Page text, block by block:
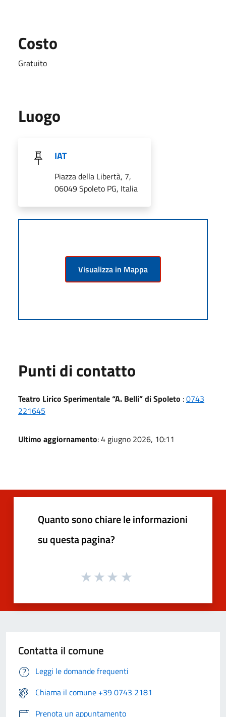
Costo
Gratuito
Luogo
IAT
Piazza della Libertà, 7,
06049 Spoleto PG, Italia
Visualizza in Mappa
Punti di contatto
Teatro Lirico Sperimentale “A. Belli” di Spoleto :0743
221645
Ultimo aggiornamento: 4 giugno 2026, 10:11
Quanto sono chiare le informazioni
su questa pagina?
Contatta il comune
Leggi le domande frequenti
Chiama il comune +39 0743 2181
Prenota un appuntamento